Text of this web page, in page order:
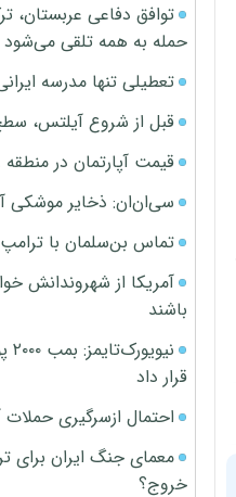
توافق دفاعی عربستان،
حمله به همه تلقی می‌شود
تعطیلی تنها مدرسه
قبل از شروع آیلتس،
قیمت آپارتمان در منطقه 22 تهران چقدر است؟
سی‌ان‌ان: ذخایر موشکی
تماس بن‌سلمان با ترامپ
آمریکا از شهروندانش
باشند
قرار داد
احتمال ازسرگیری حملات
معمای جنگ ایران برای
خروج؟